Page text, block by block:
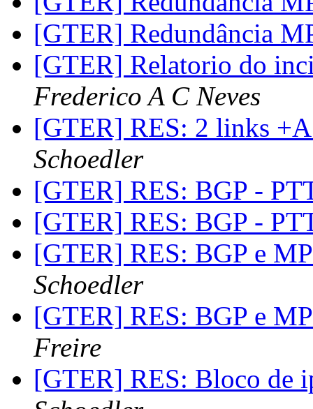
[GTER] Redundância
[GTER] Relatorio do
Frederico A C Neves
[GTER] RES: 2 links
Schoedler
[GTER] RES: BGP -
[GTER] RES: BGP -
[GTER] RES: BGP e
Schoedler
[GTER] RES: BGP e
Freire
[GTER] RES: Bloco de